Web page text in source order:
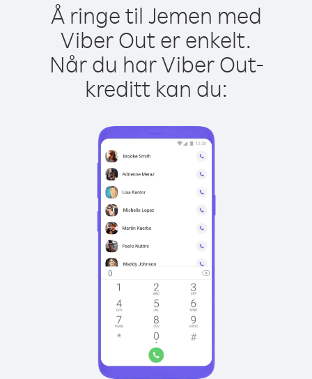
Å ringe til Jemen med
Viber Out er enkelt.
Når du har Viber Out-
kreditt kan du: